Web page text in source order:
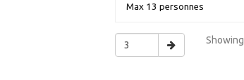
Max 13 personnes
Showing